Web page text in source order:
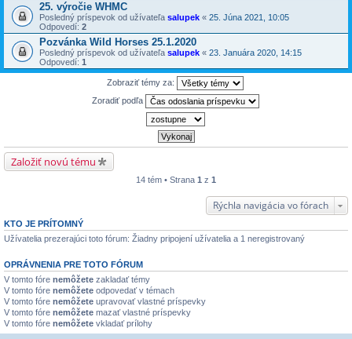
25. výročie WHMC
Posledný príspevok od užívateľa salupek « 25. Júna 2021, 10:05
Odpovedí: 2
Pozvánka Wild Horses 25.1.2020
Posledný príspevok od užívateľa salupek « 23. Januára 2020, 14:15
Odpovedí: 1
Zobraziť témy za:
Zoradiť podľa
Založiť novú tému
14 tém • Strana 1 z 1
Rýchla navigácia vo fórach
KTO JE PRÍTOMNÝ
Užívatelia prezerajúci toto fórum: Žiadny pripojení užívatelia a 1 neregistrovaný
OPRÁVNENIA PRE TOTO FÓRUM
V tomto fóre nemôžete zakladať témy
V tomto fóre nemôžete odpovedať v témach
V tomto fóre nemôžete upravovať vlastné príspevky
V tomto fóre nemôžete mazať vlastné príspevky
V tomto fóre nemôžete vkladať prílohy